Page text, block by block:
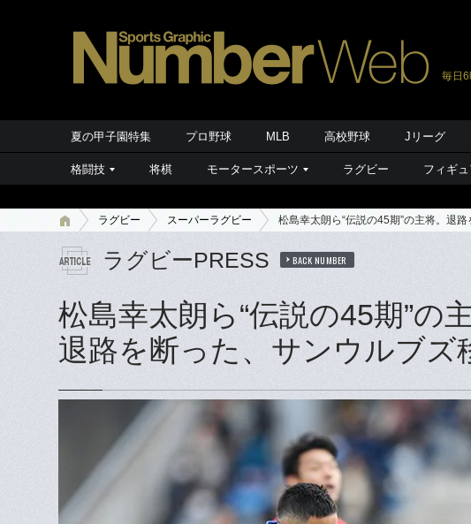
毎日
夏の甲子園特集 プロ野球 MLB 高校野球 Jリーグ
格闘技 将棋 モータースポーツ ラグビー フィギュ
ラグビー スーパーラグビー 松島幸太朗ら“伝説の45期”の主将。退路
ラグビーPRESS BACK NUMBER
松島幸太朗ら“伝説の45期”の主
退路を断った、サンウルブズ